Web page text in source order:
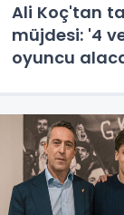
Ali Koç'tan
müjdesi: '4
oyuncu